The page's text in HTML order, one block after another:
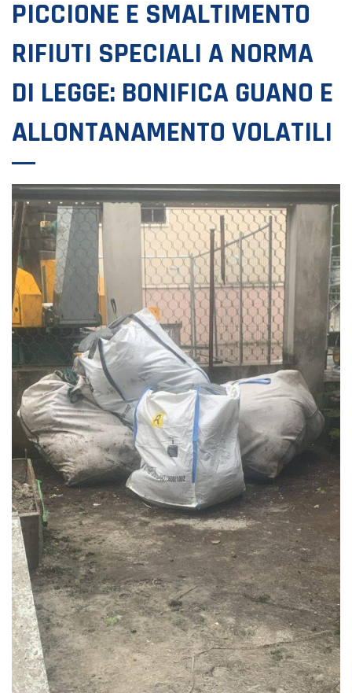
PICCIONE E SMALTIMENTO
RIFIUTI SPECIALI A NORMA
DI LEGGE: BONIFICA GUANO E
ALLONTANAMENTO VOLATILI